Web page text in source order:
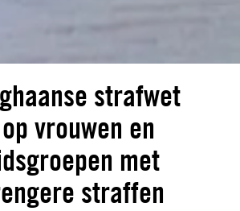
strafwet
vrouwen en
met
straffen